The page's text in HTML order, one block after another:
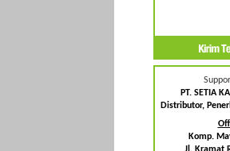
PT. SETIA
Distributor,
Komp.